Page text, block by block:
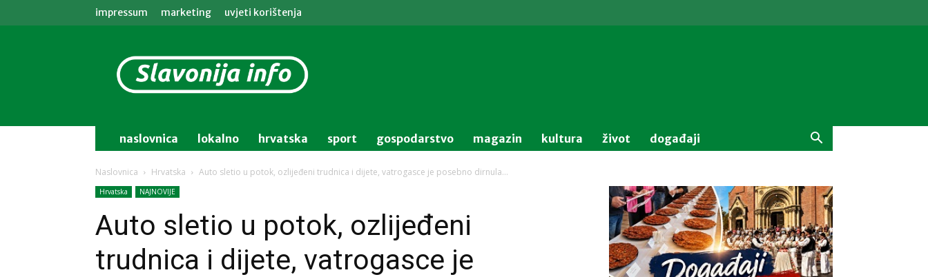
impressum marketing uvjeti korištenja
info
naslovnica lokalno hrvatska sport gospodarstvo magazin kultura život događaji
Naslovnica Hrvatska Auto sletio u potok, ozlijeđeni trudnica i dijete, vatrogasce je posebno dirnula...
Hrvatska NAJNOVIJE
Auto sletio u potok, ozlijeđeni
trudnica i dijete, vatrogasce je